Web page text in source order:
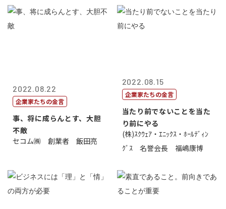
2022.08.22
企業家たちの金言
事、将に成らんとす、大胆
不敵
セコム㈱ 創業者 飯田亮
2022.08.15
企業家たちの金言
当たり前でないことを当た
り前にやる
(株)ｽｸｳｪｱ・ｴﾆｯｸｽ・ﾎｰﾙﾃﾞｨﾝ
ｸﾞｽ 名誉会長 福嶋康博